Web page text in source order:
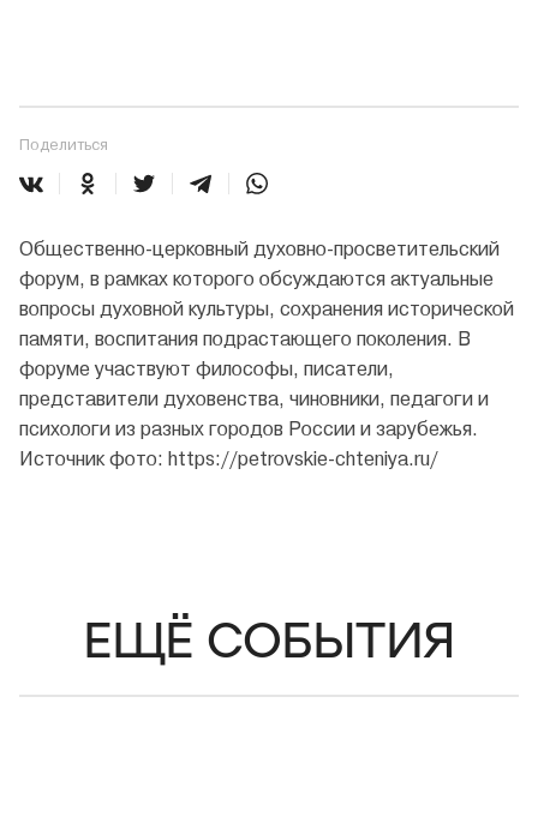
Поделиться
Общественно-церковный духовно-просветительский
форум, в рамках которого обсуждаются актуальные
вопросы духовной культуры, сохранения исторической
памяти, воспитания подрастающего поколения. В
форуме участвуют философы, писатели,
представители духовенства, чиновники, педагоги и
психологи из разных городов России и зарубежья.
Источник фото: https://petrovskie-chteniya.ru/
ЕЩЁ СОБЫТИЯ